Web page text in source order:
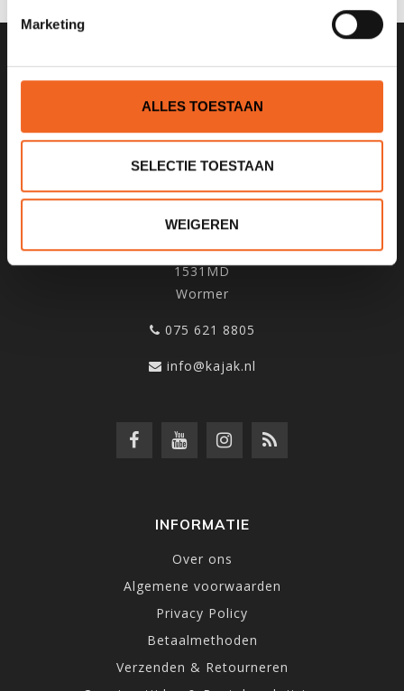
Marketing
ALLES TOESTAAN
SELECTIE TOESTAAN
WEIGEREN
SCHRIJF JE IN VOOR ONZE
NIEUWSBRIEF
KANOCENTRUM ARJAN BLOEM
Poelweg 1B
1531MD
Wormer
075 621 8805
info@kajak.nl
INFORMATIE
Over ons
Algemene voorwaarden
Privacy Policy
Betaalmethoden
Verzenden & Retourneren